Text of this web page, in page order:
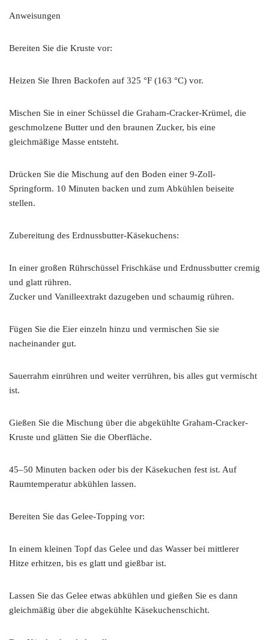
Anweisungen
Bereiten Sie die Kruste vor:
Heizen Sie Ihren Backofen auf 325 °F (163 °C) vor.
Mischen Sie in einer Schüssel die Graham-Cracker-Krümel, die
geschmolzene Butter und den braunen Zucker, bis eine
gleichmäßige Masse entsteht.
Drücken Sie die Mischung auf den Boden einer 9-Zoll-
Springform. 10 Minuten backen und zum Abkühlen beiseite
stellen.
Zubereitung des Erdnussbutter-Käsekuchens:
In einer großen Rührschüssel Frischkäse und Erdnussbutter cremig
und glatt rühren.
Zucker und Vanilleextrakt dazugeben und schaumig rühren.
Fügen Sie die Eier einzeln hinzu und vermischen Sie sie
nacheinander gut.
Sauerrahm einrühren und weiter verrühren, bis alles gut vermischt
ist.
Gießen Sie die Mischung über die abgekühlte Graham-Cracker-
Kruste und glätten Sie die Oberfläche.
45–50 Minuten backen oder bis der Käsekuchen fest ist. Auf
Raumtemperatur abkühlen lassen.
Bereiten Sie das Gelee-Topping vor:
In einem kleinen Topf das Gelee und das Wasser bei mittlerer
Hitze erhitzen, bis es glatt und gießbar ist.
Lassen Sie das Gelee etwas abkühlen und gießen Sie es dann
gleichmäßig über die abgekühlte Käsekuchenschicht.